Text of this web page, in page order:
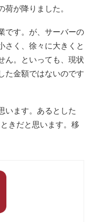
荷が降りました。
です。が、サーバーの
さく、徐々に大きくと
ん。といっても、現状
た金額ではないのです
います。あるとした
きだと思います。移